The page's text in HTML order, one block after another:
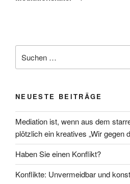
nach:
NEUESTE BEITRÄGE
Mediation ist, wenn aus dem
plötzlich ein kreatives „Wir gegen
Haben Sie einen Konflikt?
Konflikte: Unvermeidbar und